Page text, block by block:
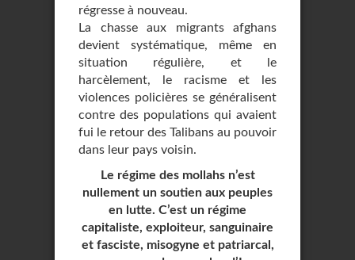
régresse à nouveau.
La chasse aux migrants afghans
devient systématique, même en
situation régulière, et le
harcèlement, le racisme et les
violences policières se généralisent
contre des populations qui avaient
fui le retour des Talibans au pouvoir
dans leur pays voisin.
Le régime des mollahs n’est
nullement un soutien aux peuples
en lutte. C’est un régime
capitaliste, exploiteur, sanguinaire
et fasciste, misogyne et patriarcal,